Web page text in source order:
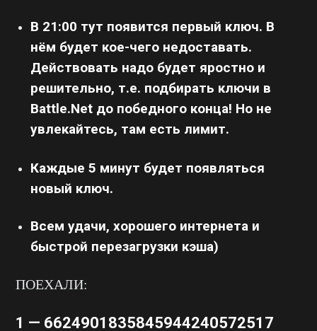
В 21:00 тут появится первый ключ. В
нём будет кое-чего недоставать.
Действовать надо будет яростно и
решительно, т.е. подбирать ключи в
Battle.Net до победного конца! Но не
увлекайтесь, там есть лимит.
Каждые 5 минут будет появляться
новый ключ.
Всем удачи, хорошего интернета и
быстрой перезагрузки кэша)
ПОЕХАЛИ:
1 — 6624901835845944240572517